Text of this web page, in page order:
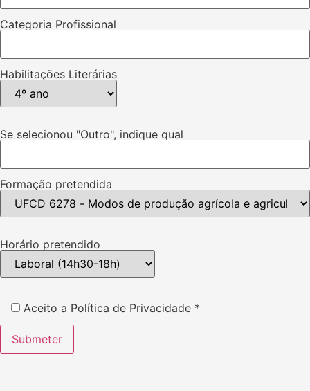
Categoria Profissional
Habilitações Literárias
Se selecionou "Outro", indique qual
Formação pretendida
Horário pretendido
Aceito a Política de Privacidade *